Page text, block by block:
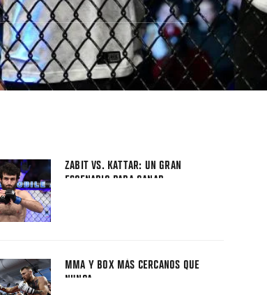
ZABIT VS. KATTAR: UN GRAN
ESCENARIO PARA GANAR
MMA Y BOX MÁS CERCANOS QUE
NUNCA